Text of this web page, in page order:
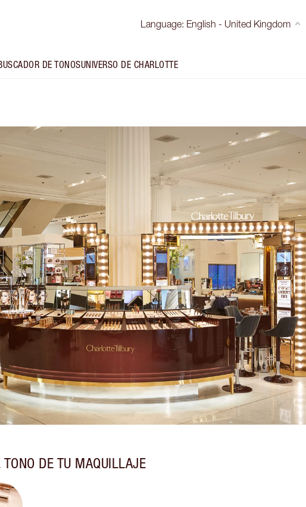
Language: English - United Kingdom
DE TONOSUNIVERSO DE CHARLOTTE
TONO DE TU MAQUILLAJE